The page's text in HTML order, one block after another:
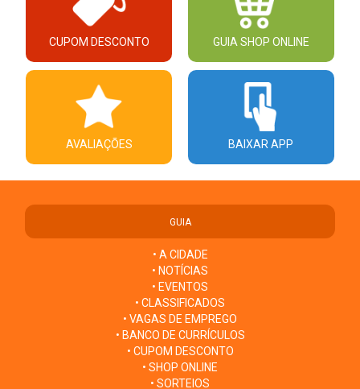
CUPOM DESCONTO GUIA SHOP ONLINE
AVALIAÇÕES BAIXAR APP
GUIA
• A CIDADE
• NOTÍCIAS
• EVENTOS
• CLASSIFICADOS
• VAGAS DE EMPREGO
• BANCO DE CURRÍCULOS
• CUPOM DESCONTO
• SHOP ONLINE
• SORTEIOS